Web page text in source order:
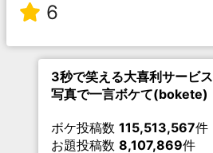
6
3秒で笑える大喜利サービス
写真で一言ボケて(bokete)
ボケ投稿数 115,513,567件
お題投稿数 8,107,869件